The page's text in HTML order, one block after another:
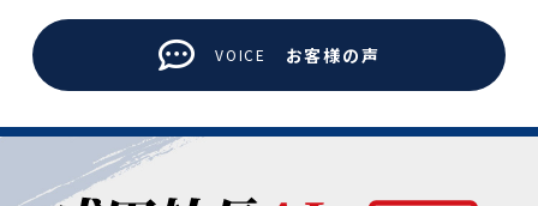
VOICE お客様の声